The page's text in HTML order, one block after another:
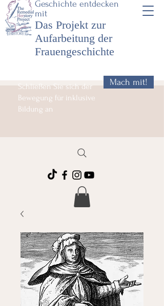
Geschichte entdecken
mit
Das Projekt zur
Aufarbeitung der
Frauengeschichte
Schließen Sie sich der
Bewegung für inklusive
Bildung an
Mach mit!